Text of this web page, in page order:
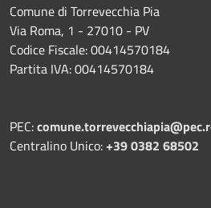
Comune di Torrevecchia Pia
Via Roma, 1 - 27010 - PV
Codice Fiscale: 00414570184
Partita IVA: 00414570184
PEC:comune.torrevecchiapia@pec.
Centralino Unico:+39 0382 68502